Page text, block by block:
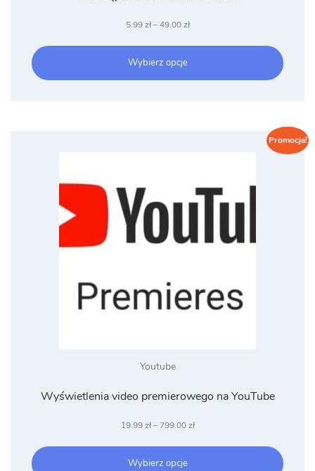
5.99zł – 49.00złZakres
od
Wybierz opcje
Promocja!
Youtube
Wyświetlenia video premierowego na YouTube
19.99zł – 799.00złZakres
od
Wybierz opcje